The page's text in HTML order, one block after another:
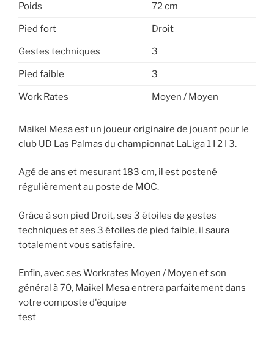
Poids 72 cm
Pied fort Droit
Gestes techniques 3
Pied faible 3
Work Rates Moyen / Moyen
Maikel Mesa est un joueur originaire de jouant pour le
club UD Las Palmas du championnat LaLiga 1 I 2 I 3.
Agé de ans et mesurant 183 cm, il est postené
régulièrement au poste de MOC.
Grâce à son pied Droit, ses 3 étoiles de gestes
techniques et ses 3 étoiles de pied faible, il saura
totalement vous satisfaire.
Enfin, avec ses Workrates Moyen / Moyen et son
général à 70, Maikel Mesa entrera parfaitement dans
votre composte d'équipe
test